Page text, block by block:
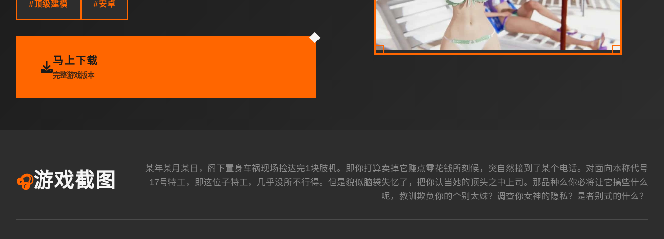
#顶级建模 #安卓
马上下载
完整游戏版本
🎧游戏截图
某年某月某日，阁下置身车祸现场捡达完1块肢机。即你打算卖掉它赚点零花钱所刻候，突自然接到了某个电话。对面向本称代号
17号特工，即这位子特工，几乎没所不行得。但是貌似脑袋失忆了，把你认当她的顶头之中上司。那品种么你必将让它搞些什么
呢，教训欺负你的个别太妹？调查你女神的隐私？是者别式的什么？